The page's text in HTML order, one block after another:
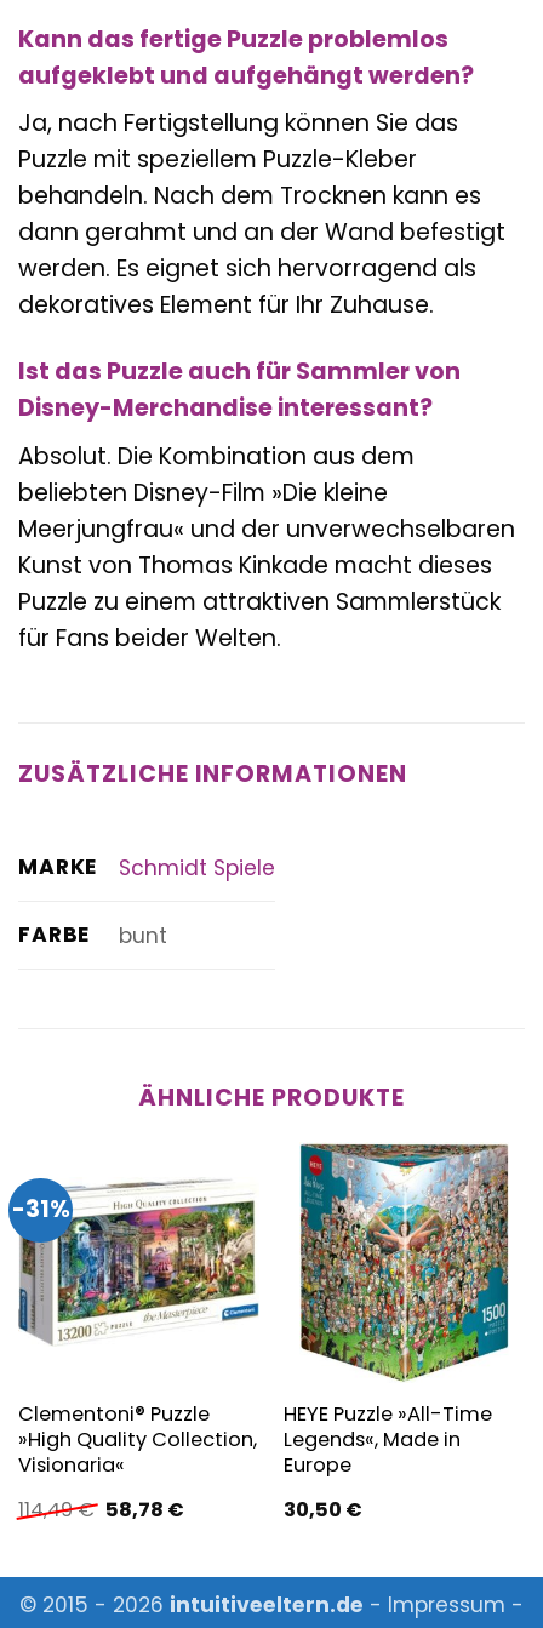
Kann das fertige Puzzle problemlos
aufgeklebt und aufgehängt werden?
Ja, nach Fertigstellung können Sie das
Puzzle mit speziellem Puzzle-Kleber
behandeln. Nach dem Trocknen kann es
dann gerahmt und an der Wand befestigt
werden. Es eignet sich hervorragend als
dekoratives Element für Ihr Zuhause.
Ist das Puzzle auch für Sammler von
Disney-Merchandise interessant?
Absolut. Die Kombination aus dem
beliebten Disney-Film »Die kleine
Meerjungfrau« und der unverwechselbaren
Kunst von Thomas Kinkade macht dieses
Puzzle zu einem attraktiven Sammlerstück
für Fans beider Welten.
ZUSÄTZLICHE INFORMATIONEN
MARKE Schmidt Spiele
FARBE bunt
ÄHNLICHE PRODUKTE
-31%
Clementoni® Puzzle
»High Quality Collection,
Visionaria«
114,49€ Ursprünglicher
Preis
58,78 €Aktueller
HEYE Puzzle »All-Time
Legends«, Made in
Europe
30,50 €
© 2015 - 2026 intuitiveeltern.de - Impressum -